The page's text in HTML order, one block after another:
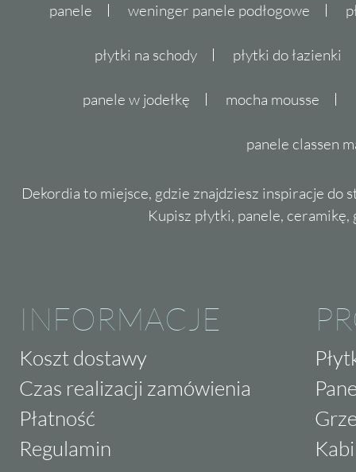
panele weninger panele podłogowe
płytki na schody płytki do łazienki
panele w jodełkę mocha mousse
panele classen
Dekordia to miejsce, gdzie znajdziesz inspiracje do
Kupisz płytki, panele,
INFORMACJE
Koszt dostawy
Czas realizacji zamówienia
Płatność
Regulamin